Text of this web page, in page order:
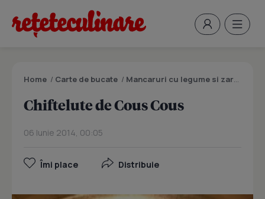
Home / Carte de bucate / Mancaruri cu legume si zarzavaturi
Chiftelute de Cous Cous
06 Iunie 2014, 00:05
Îmi place Distribuie